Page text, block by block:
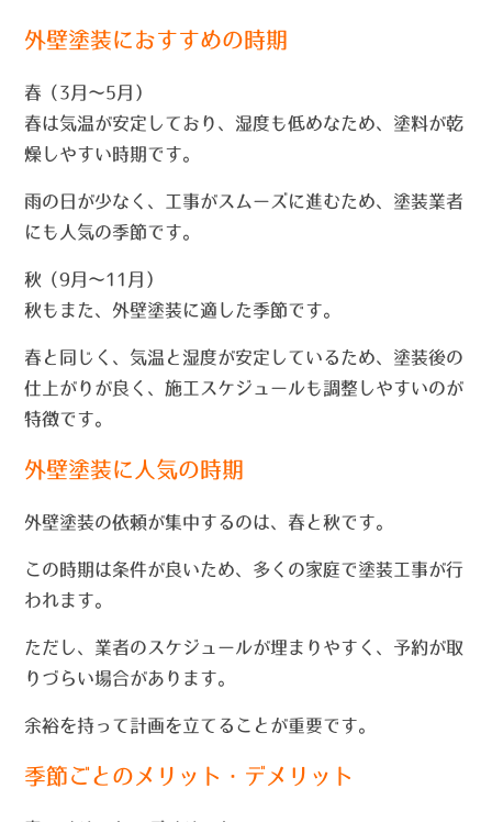
外壁塗装におすすめの時期
春（3月～5月）
春は気温が安定しており、湿度も低めなため、塗料が乾
燥しやすい時期です。
雨の日が少なく、工事がスムーズに進むため、塗装業者
にも人気の季節です。
秋（9月～11月）
秋もまた、外壁塗装に適した季節です。
春と同じく、気温と湿度が安定しているため、塗装後の
仕上がりが良く、施工スケジュールも調整しやすいのが
特徴です。
外壁塗装に人気の時期
外壁塗装の依頼が集中するのは、春と秋です。
この時期は条件が良いため、多くの家庭で塗装工事が行
われます。
ただし、業者のスケジュールが埋まりやすく、予約が取
りづらい場合があります。
余裕を持って計画を立てることが重要です。
季節ごとのメリット・デメリット